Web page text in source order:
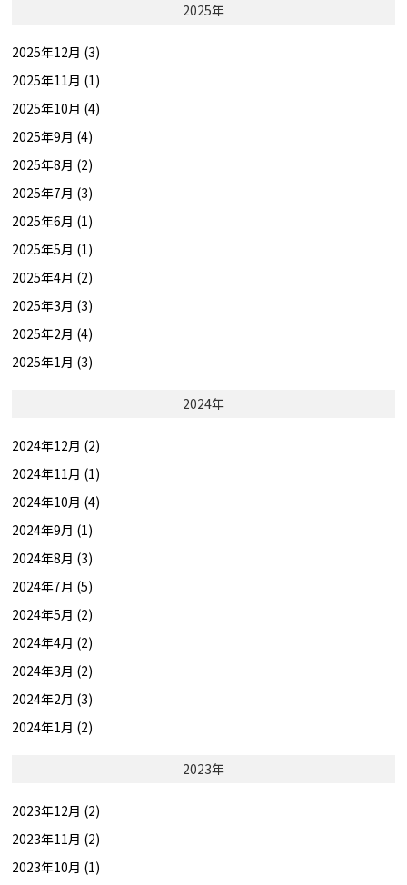
2025年
2025年12月 (3)
2025年11月 (1)
2025年10月 (4)
2025年9月 (4)
2025年8月 (2)
2025年7月 (3)
2025年6月 (1)
2025年5月 (1)
2025年4月 (2)
2025年3月 (3)
2025年2月 (4)
2025年1月 (3)
2024年
2024年12月 (2)
2024年11月 (1)
2024年10月 (4)
2024年9月 (1)
2024年8月 (3)
2024年7月 (5)
2024年5月 (2)
2024年4月 (2)
2024年3月 (2)
2024年2月 (3)
2024年1月 (2)
2023年
2023年12月 (2)
2023年11月 (2)
2023年10月 (1)